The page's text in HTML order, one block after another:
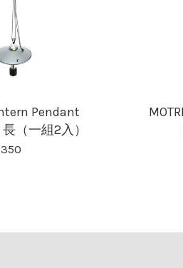
Pendant
（一組2入）